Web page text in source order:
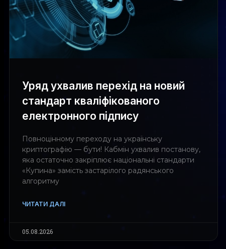
Уряд ухвалив перехід на новий
стандарт кваліфікованого
електронного підпису
Повноцінному переходу на українську
криптографію — бути! Кабмін ухвалив постанову,
яка остаточно закріплює національні стандарти
«Купина» замість застарілого радянського
алгоритму
ЧИТАТИ ДАЛІ
05.08.2026